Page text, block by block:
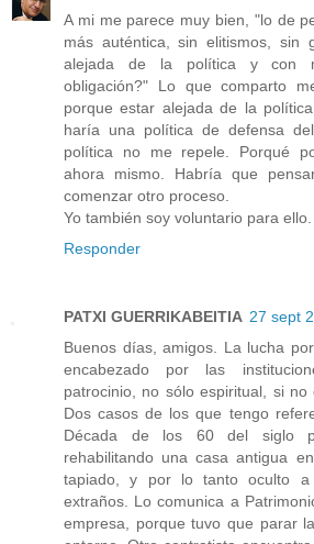
A mi me parece muy bien, "lo de
más auténtica, sin elitismos, sin
alejada de la política y con
obligación?" Lo que comparto
porque estar alejada de la
haría una política de defensa
política no me repele. Porqué
ahora mismo. Habría que
comenzar otro proceso.
Yo también soy voluntario para ello.
Responder
PATXI GUERRIKABEITIA 27 sept
Buenos días, amigos. La lucha
encabezado por las
patrocinio, no sólo espiritual, si no
Dos casos de los que tengo
Década de los 60 del siglo
rehabilitando una casa antigua
tapiado, y por lo tanto oculto
extraños. Lo comunica a
empresa, porque tuvo que parar